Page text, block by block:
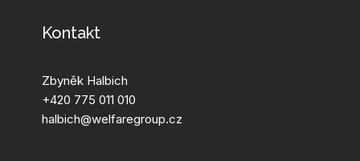
Kontakt
Zbyněk Halbich
+420 775 011 010
halbich@welfaregroup.cz